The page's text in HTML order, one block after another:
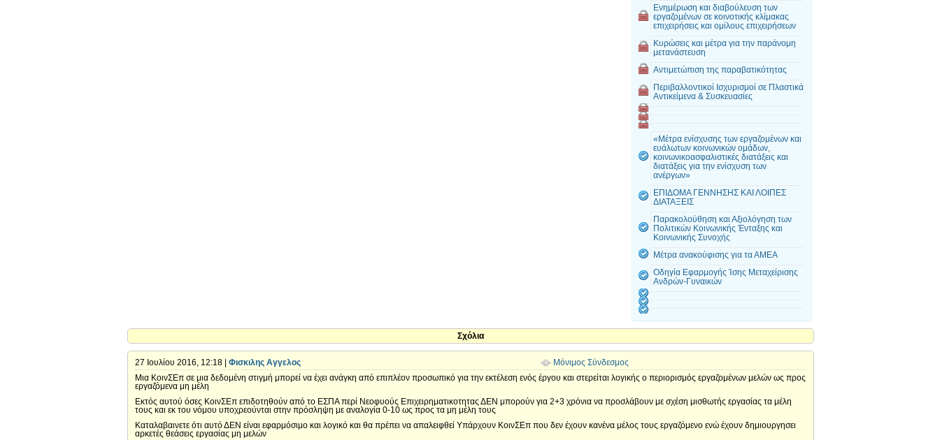
Ενημέρωση και διαβούλευση των
εργαζομένων σε κοινοτικής κλίμακας
επιχειρήσεις και ομίλους επιχειρήσεων
Κυρώσεις και μέτρα για την παράνομη
μετανάστευση
Αντιμετώπιση της παραβατικότητας
Περιβαλλοντικοί Ισχυρισμοί σε Πλαστικά
Αντικείμενα & Συσκευασίες
«Μέτρα ενίσχυσης των εργαζομένων και
ευάλωτων κοινωνικών ομάδων,
κοινωνικοασφαλιστικές διατάξεις και
διατάξεις για την ενίσχυση των
ανέργων»
ΕΠΙΔΟΜΑ ΓΕΝΝΗΣΗΣ ΚΑΙ ΛΟΙΠΕΣ
ΔΙΑΤΑΞΕΙΣ
Παρακολούθηση και Αξιολόγηση των
Πολιτικών Κοινωνικής Ένταξης και
Κοινωνικής Συνοχής
Μέτρα ανακούφισης για τα ΑΜΕΑ
Οδηγία Εφαρμογής Ίσης Μεταχείρισης
Ανδρών-Γυναικών
Σχόλια
27 Ιουλίου 2016, 12:18 | Φισκιλης Αγγελος
Μόνιμος Σύνδεσμος
Μια ΚοινΣΕπ σε μια δεδομένη στιγμή μπορεί να έχει ανάγκη από επιπλέον προσωπικό για την εκτέλεση ενός έργου και στερείται λογικής ο περιορισμός εργαζομένων μελών ως προς
εργαζόμενα μη μέλη
Εκτός αυτού όσες ΚοινΣΕπ επιδοτηθούν από το ΕΣΠΑ περί Νεοφυούς Επιχειρηματικοτητας ΔΕΝ μπορούν για 2+3 χρόνια να προσλάβουν με σχέση μισθωτής εργασίας τα μέλη
τους και εκ του νόμου υποχρεούνται στην πρόσληψη με αναλογία 0-10 ως προς τα μη μέλη τους
Καταλαβαινετε ότι αυτό ΔΕΝ είναι εφαρμόσιμο και λογικό και θα πρέπει να απαλειφθεί Υπάρχουν ΚοινΣΕπ που δεν έχουν κανένα μέλος τους εργαζόμενο ενώ έχουν δημιουργησει
αρκετές θεάσεις εργασίας μη μελών